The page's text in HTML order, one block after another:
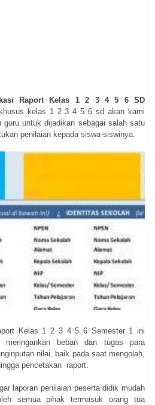
Raport Kelas 1 2 3 4 5 6 SD
khusus kelas 1 2 3 4 5 6 sd akan kami
guru untuk dijadikan sebagai salah satu
penilaian kepada siswa-siswinya.
Kelas 1 2 3 4 5 6 Semester 1 ini
meringankan beban dan tugas para
nilai, baik pada saat mengolah,
pencetakan raport.
laporan penilaian peserta didik mudah
semua pihak termasuk orang tua